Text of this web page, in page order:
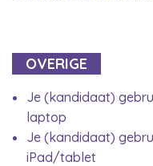
OVERIGE
Je (kandidaat)
laptop
Je (kandidaat)
iPad/tablet